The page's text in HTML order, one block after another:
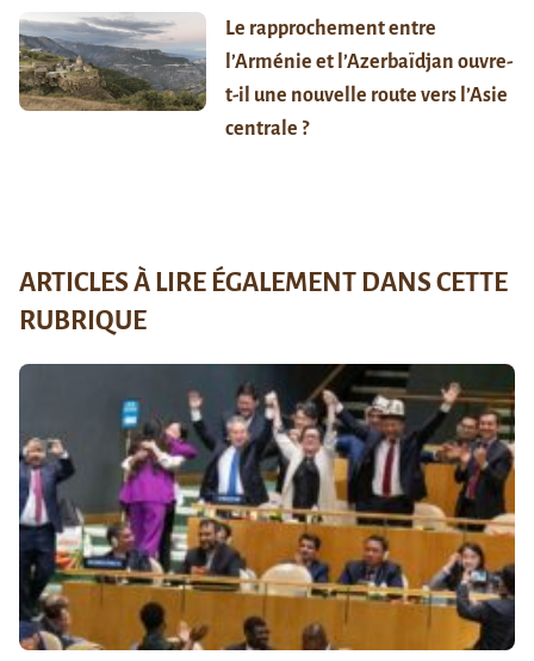
Le rapprochement entre
l’Arménie et l’Azerbaïdjan ouvre-
t-il une nouvelle route vers l’Asie
centrale ?
ARTICLES À LIRE ÉGALEMENT DANS CETTE
RUBRIQUE